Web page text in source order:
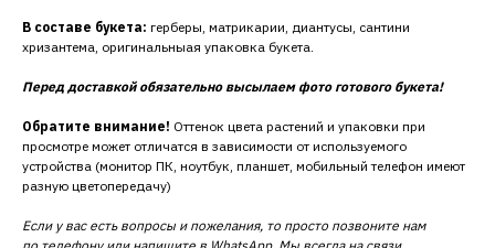
В составе букета: герберы, матрикарии, диантусы, сантини
хризантема, оригинальныая упаковка букета.
Перед доставкой обязательно высылаем фото готового букета!
Обратите внимание! Оттенок цвета растений и упаковки при
просмотре может отличатся в зависимости от используемого
устройства (монитор ПК, ноутбук, планшет, мобильный телефон имеют
разную цветопередачу)
Если у вас есть вопросы и пожелания, то просто позвоните нам